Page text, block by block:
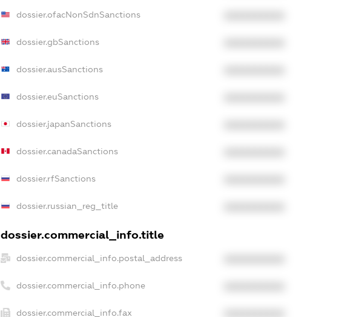
dossier.ofacNonSdnSanctions
dossier.gbSanctions
dossier.ausSanctions
dossier.euSanctions
dossier.japanSanctions
dossier.canadaSanctions
dossier.rfSanctions
dossier.russian_reg_title
dossier.commercial_info.title
dossier.commercial_info.postal_address
dossier.commercial_info.phone
dossier.commercial_info.fax